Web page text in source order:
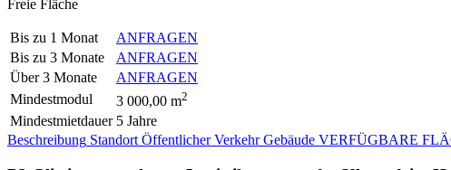
Freie Fläche
Bis zu 1 Monat
ANFRAGEN
Bis zu 3 Monate
ANFRAGEN
Über 3 Monate
ANFRAGEN
Mindestmodul
3 000,00 m2
Mindestmietdauer 5 Jahre
Beschreibung Standort Öffentlicher Verkehr Gebäude VERFÜGBARE